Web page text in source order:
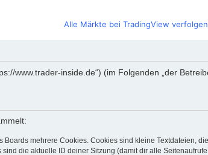
Alle Märkte bei TradingView verfolgen
www.trader-inside.de“) (im Folgenden „der
mehrere Cookies. Cookies sind kleine Textdateien,
die aktuelle ID deiner Sitzung (damit dir alle